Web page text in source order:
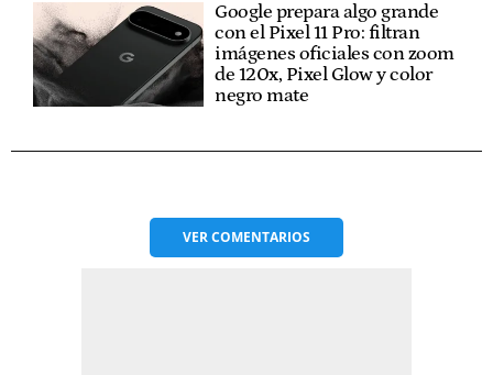
Google prepara algo grande
con el Pixel 11 Pro: filtran
imágenes oficiales con zoom
de 120x, Pixel Glow y color
negro mate
VERCOMENTARIOS